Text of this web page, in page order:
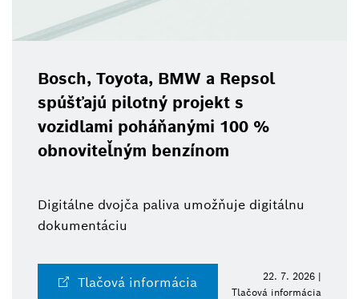
Bosch, Toyota, BMW a Repsol
spúšťajú pilotný projekt s
vozidlami poháňanými 100 %
obnoviteľným benzínom
Digitálne dvojča paliva umožňuje digitálnu
dokumentáciu
Tlačová informácia
22. 7. 2026 |
Tlačová informácia